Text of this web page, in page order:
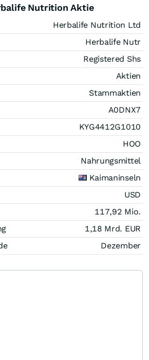
Nutrition Aktie
Herbalife Nutrition Ltd
Herbalife Nutr
Registered Shs
Aktien
Stammaktien
A0DNX7
KYG4412G1010
HOO
Nahrungsmittel
Kaimaninseln
USD
117,92 Mio.
1,18 Mrd. EUR
Dezember